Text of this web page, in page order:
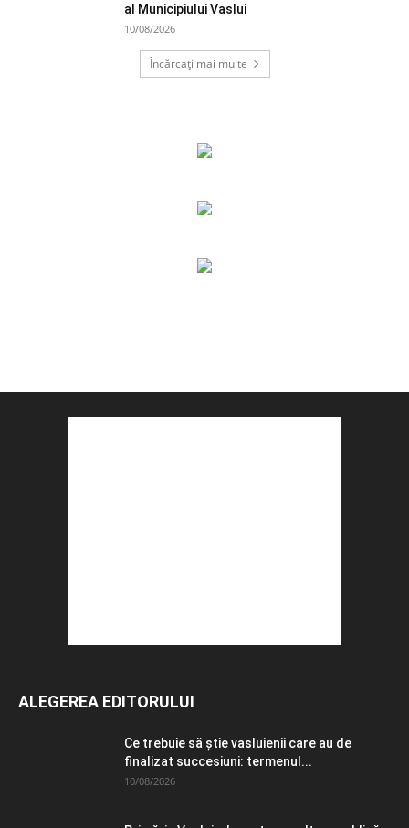
al Municipiului Vaslui
10/08/2026
Încărcați mai multe
ALEGEREA EDITORULUI
Ce trebuie să știe vasluienii care au de
finalizat succesiuni: termenul...
10/08/2026